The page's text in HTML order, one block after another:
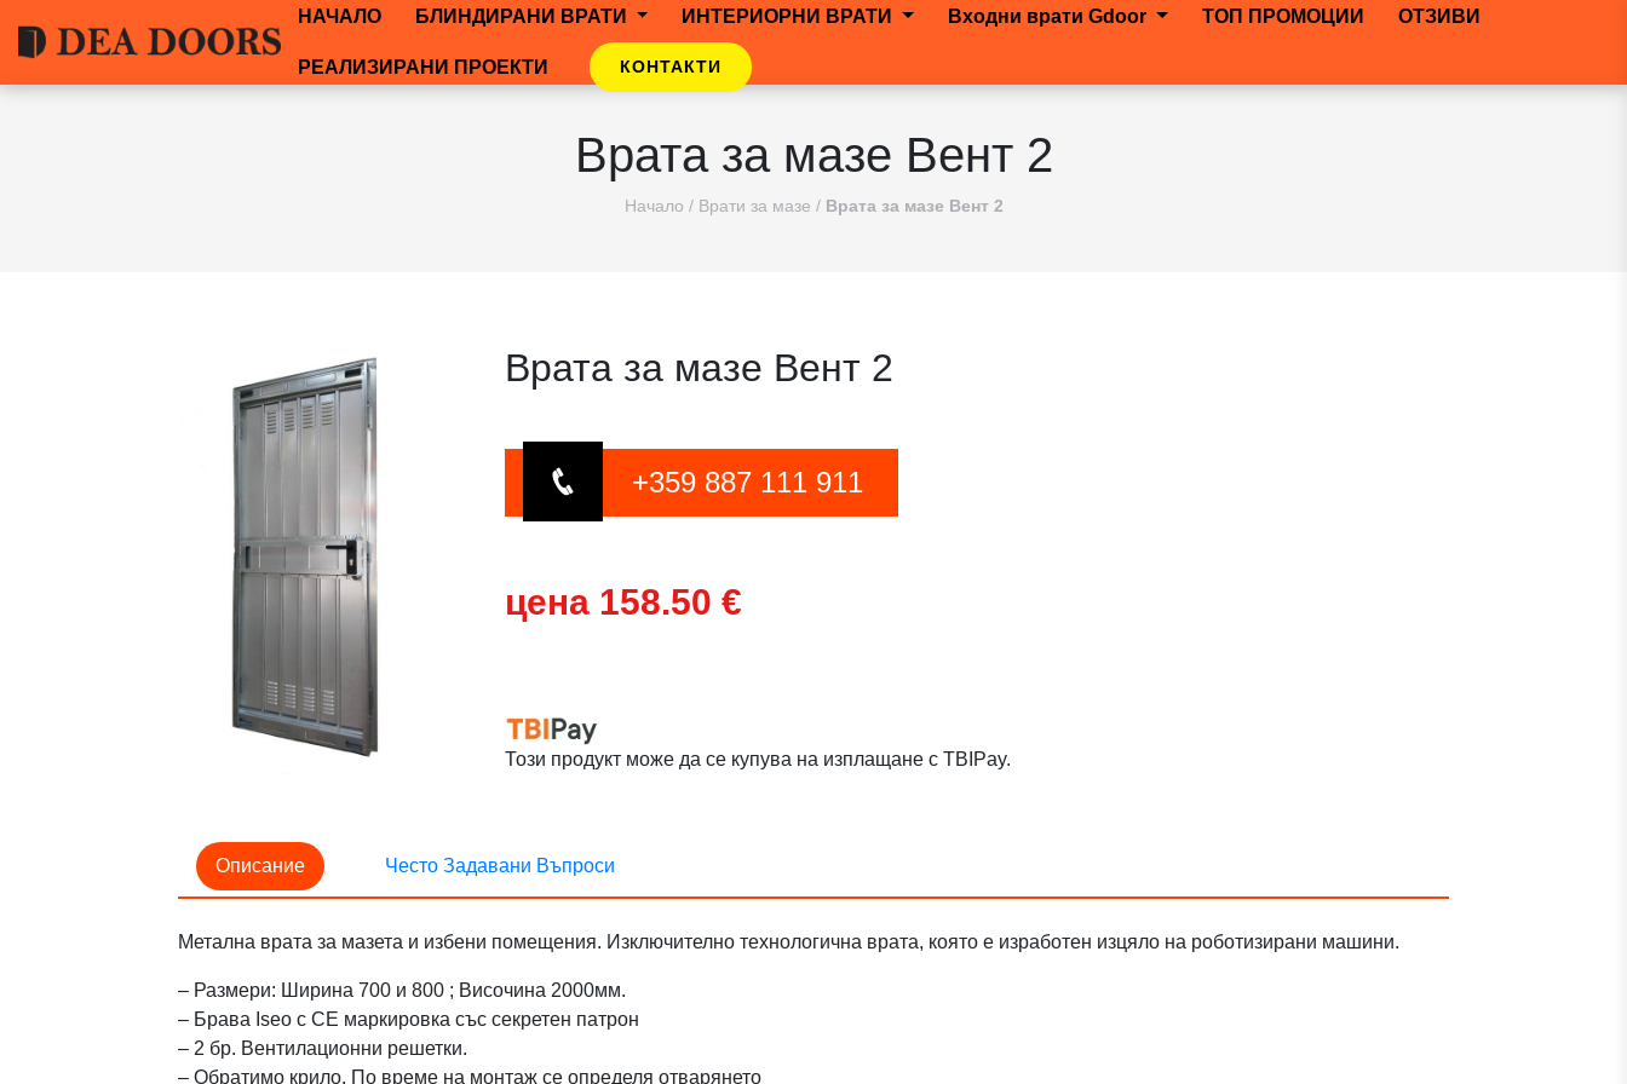
НАЧАЛО БЛИНДИРАНИ ВРАТИ ИНТЕРИОРНИ ВРАТИ Входни врати Gdoor ТОП ПРОМОЦИИ ОТЗИВИ
РЕАЛИЗИРАНИ ПРОЕКТИ КОНТАКТИ
Врата за мазе Вент 2
Начало / Врати за мазе / Врата за мазе Вент 2
Врата за мазе Вент 2
+359 887 111 911
цена 158.50 €
Този продукт може да се купува на изплащане с TBIPay.
Описание Често Задавани Въпроси
Метална врата за мазета и избени помещения. Изключително технологична врата, която е изработен изцяло на роботизирани машини.
– Размери: Ширина 700 и 800 ; Височина 2000мм.
– Брава Iseo с CE маркировка със секретен патрон
– 2 бр. Вентилационни решетки.
– Обратимо крило. По време на монтаж се определя отварянето